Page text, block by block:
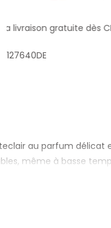
livraison gratuite dès
127640DE
au parfum
même à basse